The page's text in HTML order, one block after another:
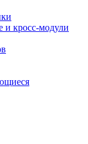
кросс-модули